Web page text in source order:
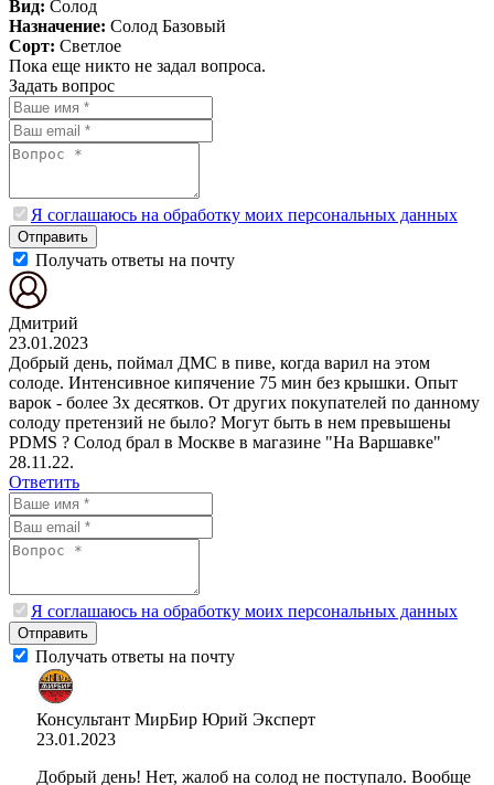
Вид: Солод
Назначение: Солод Базовый
Сорт: Светлое
Пока еще никто не задал вопроса.
Задать вопрос
Я соглашаюсь на обработку моих персональных данных
Отправить
Получать ответы на почту
Дмитрий
23.01.2023
Добрый день, поймал ДМС в пиве, когда варил на этом
солоде. Интенсивное кипячение 75 мин без крышки. Опыт
варок - более 3х десятков. От других покупателей по данному
солоду претензий не было? Могут быть в нем превышены
PDMS ? Солод брал в Москве в магазине "На Варшавке"
28.11.22.
Ответить
Я соглашаюсь на обработку моих персональных данных
Отправить
Получать ответы на почту
Консультант МирБир Юрий Эксперт
23.01.2023
Добрый день! Нет, жалоб на солод не поступало. Вообще